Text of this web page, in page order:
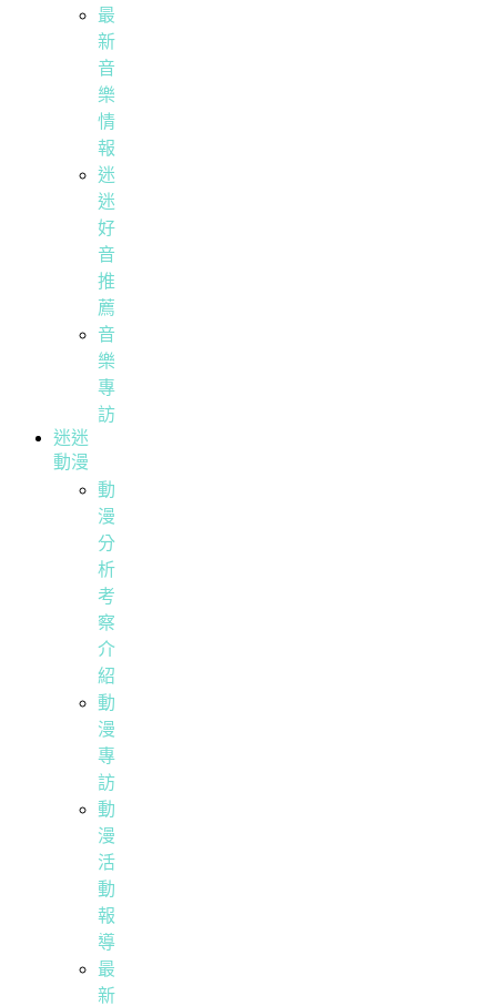
最
新
音
樂
情
報
迷
迷
好
音
推
薦
音
樂
專
訪
迷迷
動漫
動
漫
分
析
考
察
介
紹
動
漫
專
訪
動
漫
活
動
報
導
最
新